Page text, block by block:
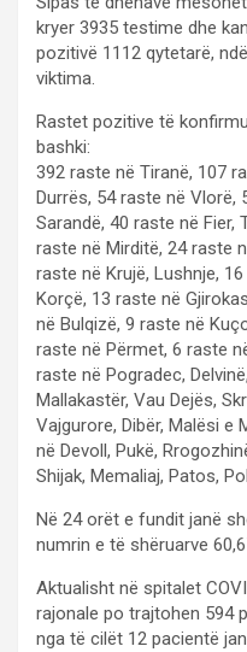
kryer 3935 testime dhe
pozitivë 1112 qytetarë,
viktima.
Rastet pozitive të
bashki:
392 raste në Tiranë, 107
Durrës, 54 raste në Vlorë,
Sarandë, 40 raste në Fier,
raste në Mirditë, 24 raste
raste në Krujë, Lushnje,
Korçë, 13 raste në
në Bulqizë, 9 raste në
raste në Përmet, 6 raste
raste në Pogradec,
Mallakastër, Vau Dejës,
Vajgurore, Dibër, Malësi e
në Devoll, Pukë,
Shijak, Memaliaj, Patos,
Në 24 orët e fundit janë
numrin e të shëruarve
Aktualisht në spitalet
rajonale po trajtohen 594
nga të cilët 12 pacientë